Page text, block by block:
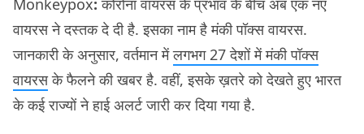
Monkeypox: कोरोना वायरस के प्रभाव के बीच अब एक नए
वायरस ने दस्तक दे दी है. इसका नाम है मंकी पॉक्स वायरस.
जानकारी के अनुसार, वर्तमान मेंलगभग 27 देशों में मंकी पॉक्स
वायरसके फैलने की खबर है. वहीं, इसके ख़तरे को देखते हुए भारत
के कई राज्यों ने हाई अलर्ट जारी कर दिया गया है.